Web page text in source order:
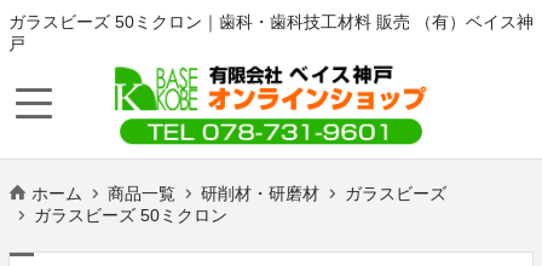
ガラスビーズ 50ミクロン｜歯科・歯科技工材料 販売 （有）ベイス神
戸
ホーム 商品一覧 研削材・研磨材
ガラスビーズ
ガラスビーズ 50ミクロン